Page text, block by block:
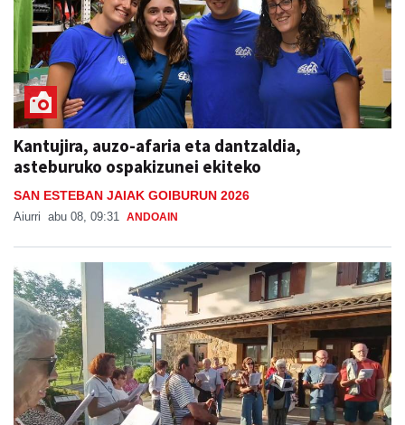
Kantujira, auzo-afaria eta dantzaldia,
asteburuko ospakizunei ekiteko
SAN ESTEBAN JAIAK GOIBURUN 2026
Aiurri abu 08, 09:31 ANDOAIN